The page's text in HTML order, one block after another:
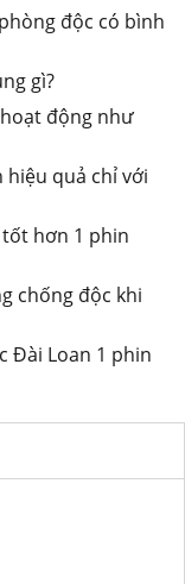
độc có bình
gì?
động như
hiệu quả chỉ với
hơn 1 phin
chống độc khi
Đài Loan 1 phin